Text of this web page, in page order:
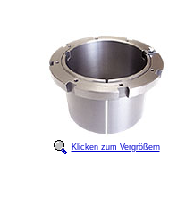
Klicken zum Vergrößern